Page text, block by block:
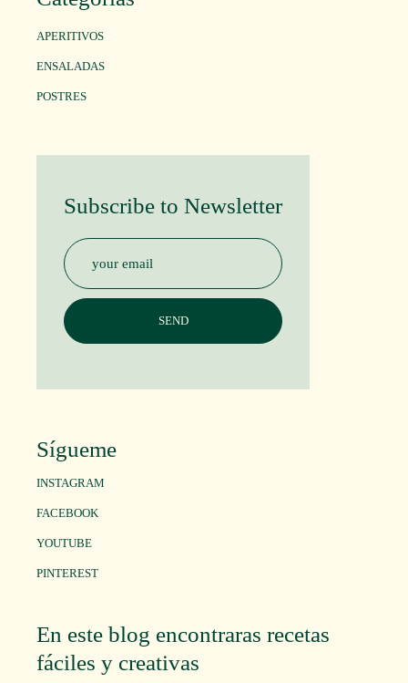
APERITIVOS
ENSALADAS
POSTRES
Subscribe to Newsletter
Sígueme
INSTAGRAM
FACEBOOK
YOUTUBE
PINTEREST
En este blog encontraras recetas
fáciles y creativas